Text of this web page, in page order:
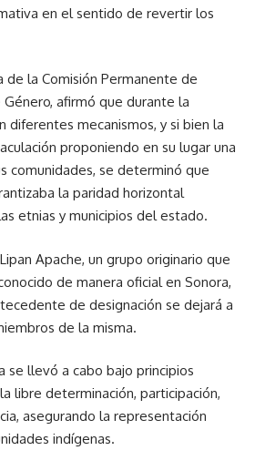
en el sentido de revertir los
de la Comisión Permanente de
afirmó que durante la
diferentes mecanismos, y si bien la
proponiendo en su lugar una
comunidades, se determinó que
la paridad horizontal
etnias y municipios del estado.
Apache, un grupo originario que
de manera oficial en Sonora,
de designación se dejará a
de la misma.
se llevó a cabo bajo principios
libre determinación, participación,
asegurando la representación
indígenas.